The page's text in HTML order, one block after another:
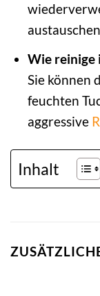
Wie reinige
Sie können
feuchten
aggressive
Inhalt